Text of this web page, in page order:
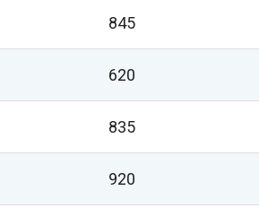
845
620
835
920